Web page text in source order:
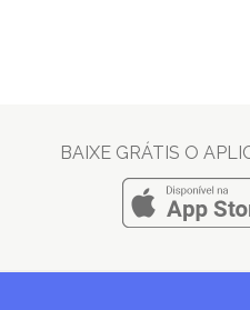
BAIXE GRÁTIS O